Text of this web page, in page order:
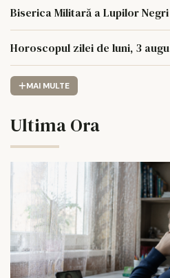
Biserica Militară a Lupilor
Horoscopul zilei de luni, 3
MAI MULTE
Ultima Ora